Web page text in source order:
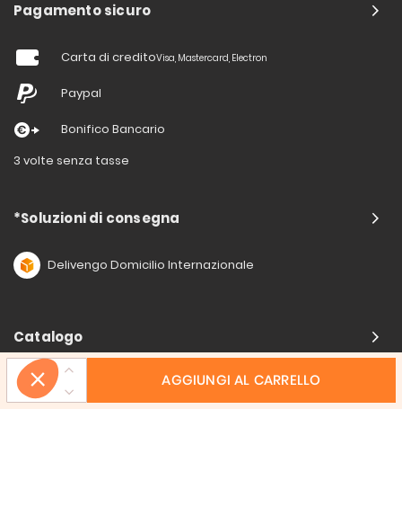
AGGIUNGI AL CARRELLO
Pagamento sicuro
Carta di creditoVisa, Mastercard, Electron
Paypal
Bonifico Bancario
3 volte senza tasse
*Soluzioni di consegna
Delivengo Domicilio Internazionale
Catalogo